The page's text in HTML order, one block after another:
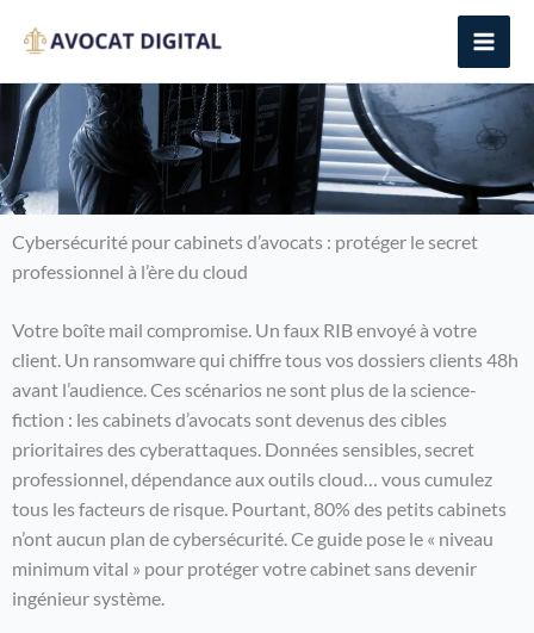
Cybersécurité pour cabinets d’avocats : protéger le secret
professionnel à l’ère du cloud
Votre boîte mail compromise. Un faux RIB envoyé à votre
client. Un ransomware qui chiffre tous vos dossiers clients 48h
avant l’audience. Ces scénarios ne sont plus de la science-
fiction : les cabinets d’avocats sont devenus des cibles
prioritaires des cyberattaques. Données sensibles, secret
professionnel, dépendance aux outils cloud… vous cumulez
tous les facteurs de risque. Pourtant, 80% des petits cabinets
n’ont aucun plan de cybersécurité. Ce guide pose le « niveau
minimum vital » pour protéger votre cabinet sans devenir
ingénieur système.